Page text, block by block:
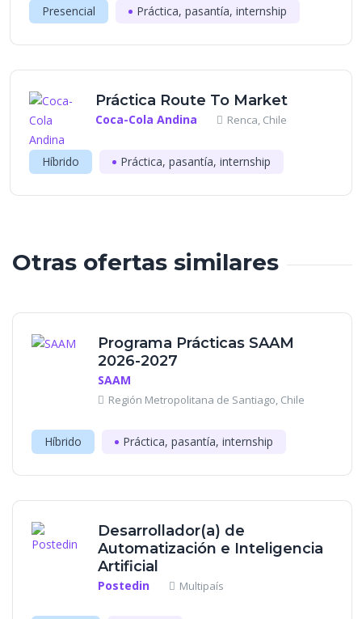
Presencial Práctica, pasantía, internship
Práctica Route To Market
Coca-Cola Andina Renca, Chile
Híbrido Práctica, pasantía, internship
Otras ofertas similares
Programa Prácticas SAAM
2026-2027
SAAM
Región Metropolitana de Santiago, Chile
Híbrido Práctica, pasantía, internship
Desarrollador(a) de
Automatización e Inteligencia
Artificial
Postedin Multipaís